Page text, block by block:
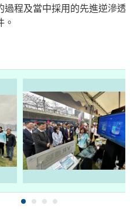
過程及當中採用的先進逆滲透
。